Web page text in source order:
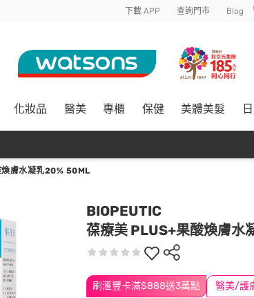
下載 APP 查詢門市 Blog
化妝品 醫美 專櫃 保健 美體美髮
膚水凝乳20% 50ML
BIOPEUTIC
葆療美 PLUS+果酸煥膚水
刷滙豐卡滿$888送3萬點